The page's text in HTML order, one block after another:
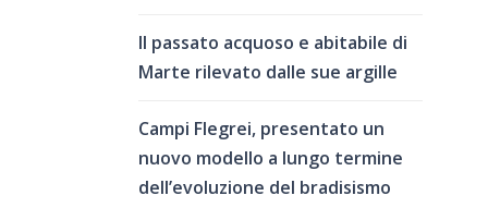
Il passato acquoso e abitabile di
Marte rilevato dalle sue argille
Campi Flegrei, presentato un
nuovo modello a lungo termine
dell’evoluzione del bradisismo